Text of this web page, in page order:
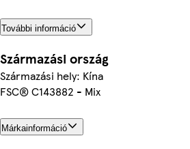
További információ
Származási ország
Származási hely: Kína
FSC® C143882 - Mix
Márkainformáció